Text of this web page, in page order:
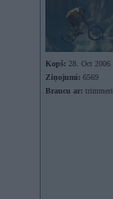
Kopš: 28. Oct 2006
Ziņojumi: 6569
Braucu ar: trimmeri